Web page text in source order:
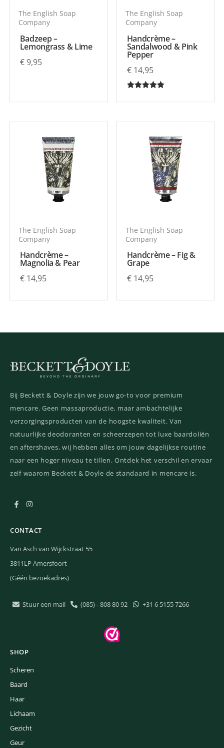
The English Soap
Company
Badzeep –
Lemongrass & Lime
€9,95
The English Soap
Company
Handcrème –
Sandalwood & Pink
Pepper
€14,95
5.00
The English Soap
Company
Handcrème –
Magnolia & Pear
€14,95
The English Soap
Company
Handcrème – Fig &
Grape
€14,95
Bij Beckett & Doyle zijn we jouw go-to voor premium
mencare. Geen massaproductie, maar ambachtelijke
verzorgingsproducten van de hoogste kwaliteit. Van
natuurlijke deodoranten en scheerzepen tot luxe baardoliën
en aftershaves, wij hebben alles om jouw dagelijkse routine
naar een hoger niveau te tillen. Ontdek het verschil en ervaar
zelf waarom Beckett & Doyle de standaard in mencare is.
CONTACT
Van Asch van Wijckstraat 55
3811LP Amersfoort
(Géén bezoekadres)
Stuur een mail (085) - 808 80 92 +31 6 5155 7266
SHOP
Scheren
Baard
Haar
Lichaam
Gezicht
Geur